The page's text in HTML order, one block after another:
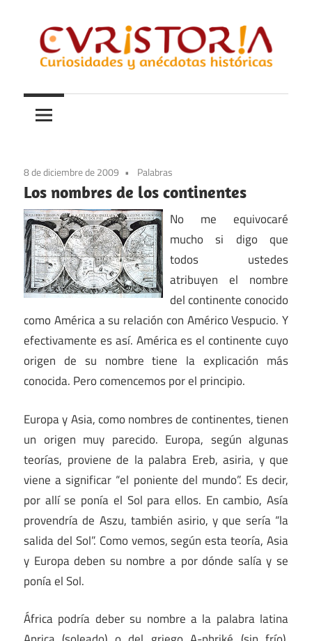
contenido
Curistoria
y
anécdotas
historia
8 de diciembre de 2009 Palabras
Los nombres de los continentes
No me equivocaré
mucho si digo que
todos ustedes
atribuyen el nombre
del continente conocido
como América a su relación con Américo Vespucio. Y
efectivamente es así. América es el continente cuyo
origen de su nombre tiene la explicación más
conocida. Pero comencemos por el principio.
Europa y Asia, como nombres de continentes, tienen
un origen muy parecido. Europa, según algunas
teorías, proviene de la palabra Ereb, asiria, y que
viene a significar “el poniente del mundo”. Es decir,
por allí se ponía el Sol para ellos. En cambio, Asía
provendría de Aszu, también asirio, y que sería “la
salida del Sol”. Como vemos, según esta teoría, Asia
y Europa deben su nombre a por dónde salía y se
ponía el Sol.
África podría deber su nombre a la palabra latina